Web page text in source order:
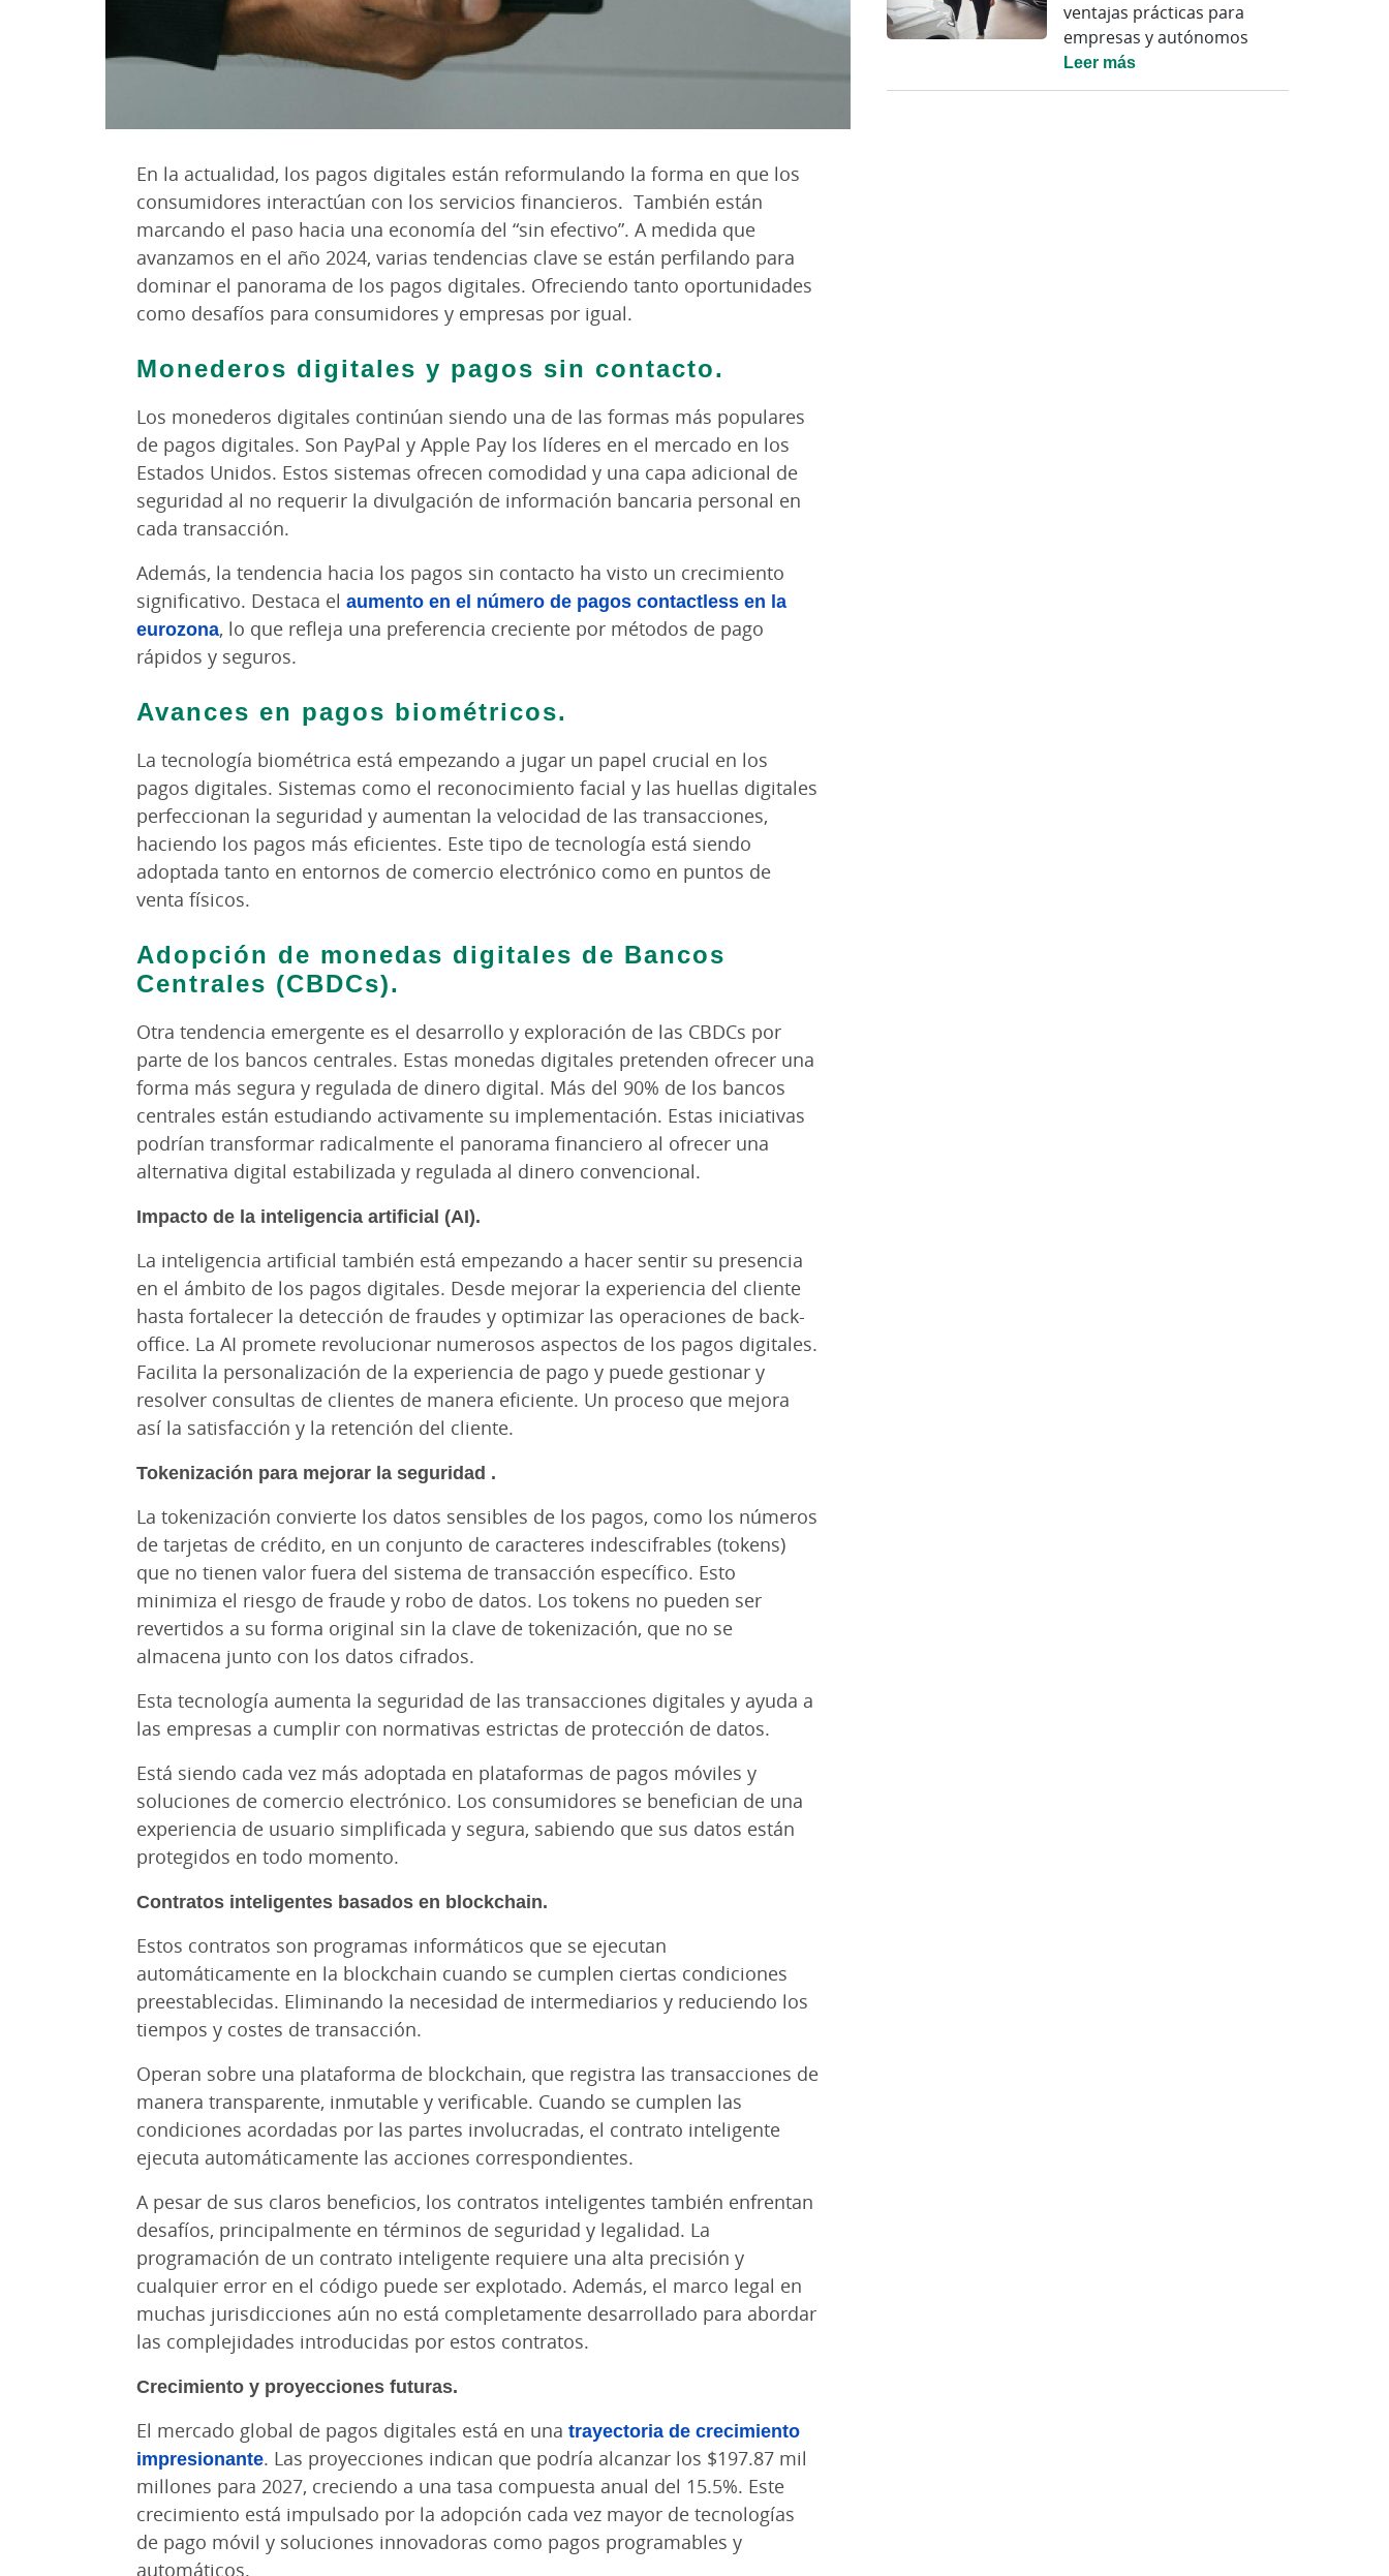
En la actualidad, los pagos digitales están reformulando la forma en que los
consumidores interactúan con los servicios financieros. También están
marcando el paso hacia una economía del “sin efectivo”. A medida que
avanzamos en el año 2024, varias tendencias clave se están perfilando para
dominar el panorama de los pagos digitales. Ofreciendo tanto oportunidades
como desafíos para consumidores y empresas por igual.
Monederos digitales y pagos sin contacto.
Los monederos digitales continúan siendo una de las formas más populares
de pagos digitales. Son PayPal y Apple Pay los líderes en el mercado en los
Estados Unidos. Estos sistemas ofrecen comodidad y una capa adicional de
seguridad al no requerir la divulgación de información bancaria personal en
cada transacción​.
Además, la tendencia hacia los pagos sin contacto ha visto un crecimiento
significativo. Destaca el aumento en el número de pagos contactless en la
eurozona, lo que refleja una preferencia creciente por métodos de pago
rápidos y seguros.
Avances en pagos biométricos.
La tecnología biométrica está empezando a jugar un papel crucial en los
pagos digitales. Sistemas como el reconocimiento facial y las huellas digitales
perfeccionan la seguridad y aumentan la velocidad de las transacciones,
haciendo los pagos más eficientes. Este tipo de tecnología está siendo
adoptada tanto en entornos de comercio electrónico como en puntos de
venta físicos.
Adopción de monedas digitales de Bancos
Centrales (CBDCs).
Otra tendencia emergente es el desarrollo y exploración de las CBDCs por
parte de los bancos centrales. Estas monedas digitales pretenden ofrecer una
forma más segura y regulada de dinero digital. Más del 90% de los bancos
centrales están estudiando activamente su implementación. Estas iniciativas
podrían transformar radicalmente el panorama financiero al ofrecer una
alternativa digital estabilizada y regulada al dinero convencional.
Impacto de la inteligencia artificial (AI).
La inteligencia artificial también está empezando a hacer sentir su presencia
en el ámbito de los pagos digitales. Desde mejorar la experiencia del cliente
hasta fortalecer la detección de fraudes y optimizar las operaciones de back-
office. La AI promete revolucionar numerosos aspectos de los pagos digitales.
Facilita la personalización de la experiencia de pago y puede gestionar y
resolver consultas de clientes de manera eficiente. Un proceso que mejora
así la satisfacción y la retención del cliente​.
Tokenización para mejorar la seguridad .
La tokenización convierte los datos sensibles de los pagos, como los números
de tarjetas de crédito, en un conjunto de caracteres indescifrables (tokens)
que no tienen valor fuera del sistema de transacción específico. Esto
minimiza el riesgo de fraude y robo de datos. Los tokens no pueden ser
revertidos a su forma original sin la clave de tokenización, que no se
almacena junto con los datos cifrados.
Esta tecnología aumenta la seguridad de las transacciones digitales y ayuda a
las empresas a cumplir con normativas estrictas de protección de datos.
Está siendo cada vez más adoptada en plataformas de pagos móviles y
soluciones de comercio electrónico. Los consumidores se benefician de una
experiencia de usuario simplificada y segura, sabiendo que sus datos están
protegidos en todo momento.
Contratos inteligentes basados en blockchain.
Estos contratos son programas informáticos que se ejecutan
automáticamente en la blockchain cuando se cumplen ciertas condiciones
preestablecidas. Eliminando la necesidad de intermediarios y reduciendo los
tiempos y costes de transacción.
Operan sobre una plataforma de blockchain, que registra las transacciones de
manera transparente, inmutable y verificable. Cuando se cumplen las
condiciones acordadas por las partes involucradas, el contrato inteligente
ejecuta automáticamente las acciones correspondientes.
A pesar de sus claros beneficios, los contratos inteligentes también enfrentan
desafíos, principalmente en términos de seguridad y legalidad. La
programación de un contrato inteligente requiere una alta precisión y
cualquier error en el código puede ser explotado. Además, el marco legal en
muchas jurisdicciones aún no está completamente desarrollado para abordar
las complejidades introducidas por estos contratos.
Crecimiento y proyecciones futuras.
El mercado global de pagos digitales está en una trayectoria de crecimiento
impresionante. Las proyecciones indican que podría alcanzar los $197.87 mil
millones para 2027, creciendo a una tasa compuesta anual del 15.5%. Este
crecimiento está impulsado por la adopción cada vez mayor de tecnologías
de pago móvil y soluciones innovadoras como pagos programables y
automáticos.
ventajas prácticas para
empresas y autónomos
Leer más